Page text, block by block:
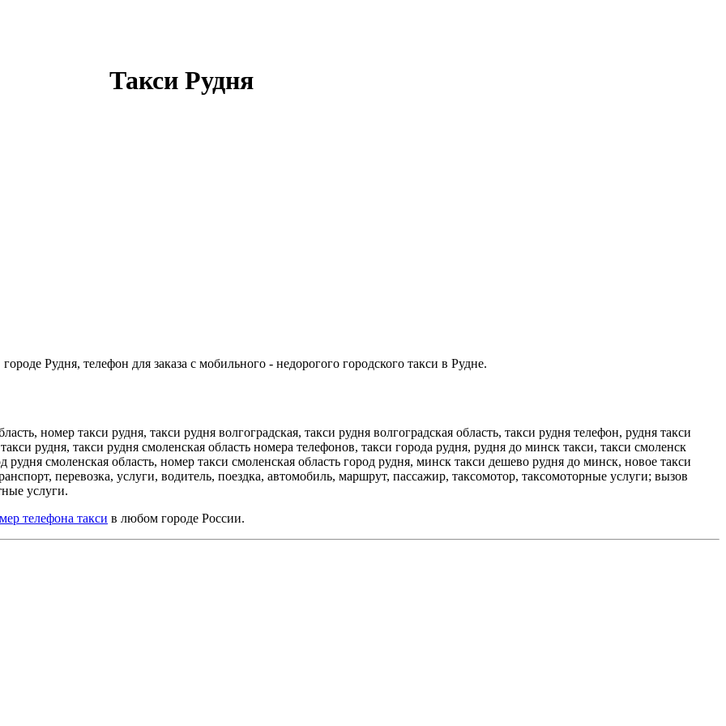
Такси Рудня
Рудня, телефон для заказа с мобильного - недорогого городского такси в Рудне.
номер такси рудня, такси рудня волгоградская, такси рудня волгоградская область, такси рудня телефон, рудня такси
рудня, такси рудня смоленская область номера телефонов, такси города рудня, рудня до минск такси, такси смоленск
смоленская область, номер такси смоленская область город рудня, минск такси дешево рудня до минск, новое такси
перевозка, услуги, водитель, поездка, автомобиль, маршрут, пассажир, таксомотор, таксомоторные услуги; вызов
услуги.
телефона такси в любом городе России.